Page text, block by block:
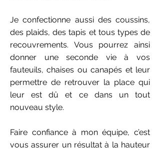
Je confectionne aussi des coussins,
des plaids, des tapis et tous types de
recouvrements. Vous pourrez ainsi
donner une seconde vie à vos
fauteuils, chaises ou canapés et leur
permettre de retrouver la place qui
leur est dû et ce dans un tout
nouveau style.
Faire confiance à mon équipe, c’est
vous assurer un résultat à la hauteur